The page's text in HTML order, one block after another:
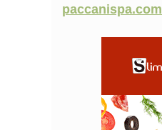
paccanispa.com